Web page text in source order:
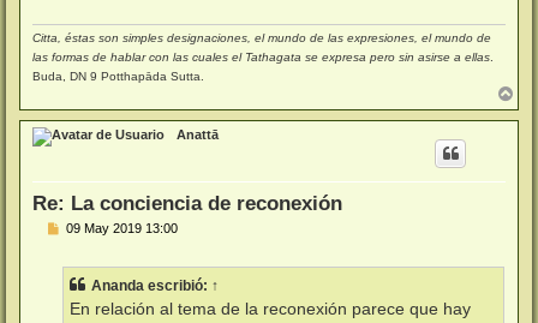
Citta, éstas son simples designaciones, el mundo de las expresiones, el mundo de
las formas de hablar con las cuales el Tathagata se expresa pero sin asirse a ellas.
Buda, DN 9 Potthapāda Sutta.
r
r
Anattā
Re: La conciencia de reconexión
M
09 May 2019 13:00
Ananda escribió: ↑
En relación al tema de la reconexión parece que hay